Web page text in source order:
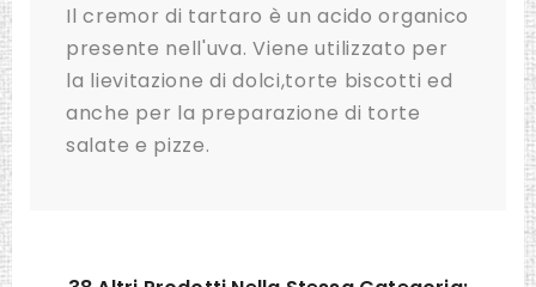
Il cremor di tartaro è un acido organico
presente nell'uva. Viene utilizzato per
la lievitazione di dolci,torte biscotti ed
anche per la preparazione di torte
salate e pizze.